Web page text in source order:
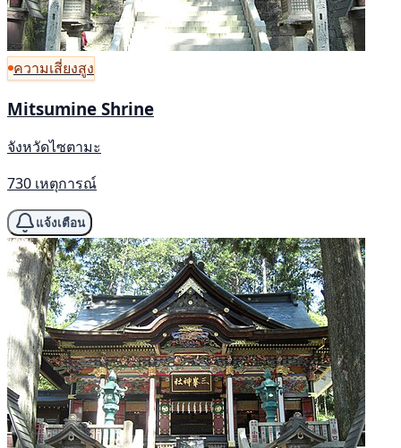
ความเสี่ยงสูง
Mitsumine Shrine
จังหวัดไซตามะ
730 เหตุการณ์
แจ้งเตือน